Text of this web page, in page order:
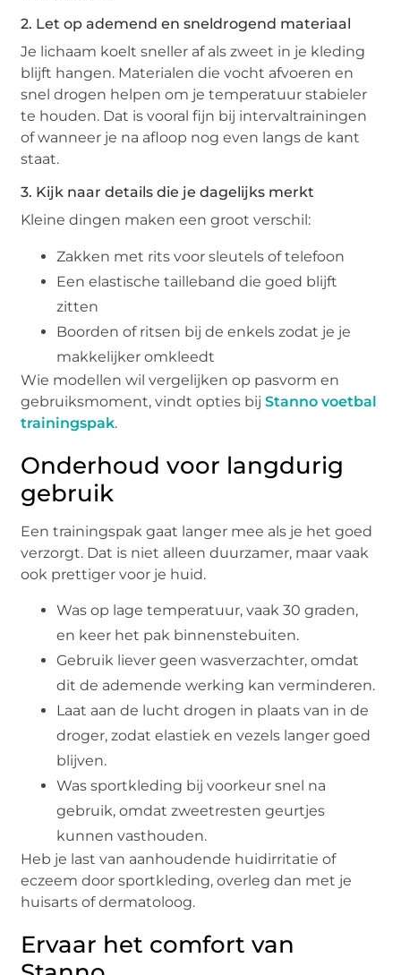
2. Let op ademend en sneldrogend materiaal
Je lichaam koelt sneller af als zweet in je kleding
blijft hangen. Materialen die vocht afvoeren en
snel drogen helpen om je temperatuur stabieler
te houden. Dat is vooral fijn bij intervaltrainingen
of wanneer je na afloop nog even langs de kant
staat.
3. Kijk naar details die je dagelijks merkt
Kleine dingen maken een groot verschil:
Zakken met rits voor sleutels of telefoon
Een elastische tailleband die goed blijft
zitten
Boorden of ritsen bij de enkels zodat je je
makkelijker omkleedt
Wie modellen wil vergelijken op pasvorm en
gebruiksmoment, vindt opties bijStanno voetbal
trainingspak.
Onderhoud voor langdurig
gebruik
Een trainingspak gaat langer mee als je het goed
verzorgt. Dat is niet alleen duurzamer, maar vaak
ook prettiger voor je huid.
Was op lage temperatuur, vaak 30 graden,
en keer het pak binnenstebuiten.
Gebruik liever geen wasverzachter, omdat
dit de ademende werking kan verminderen.
Laat aan de lucht drogen in plaats van in de
droger, zodat elastiek en vezels langer goed
blijven.
Was sportkleding bij voorkeur snel na
gebruik, omdat zweetresten geurtjes
kunnen vasthouden.
Heb je last van aanhoudende huidirritatie of
eczeem door sportkleding, overleg dan met je
huisarts of dermatoloog.
Ervaar het comfort van